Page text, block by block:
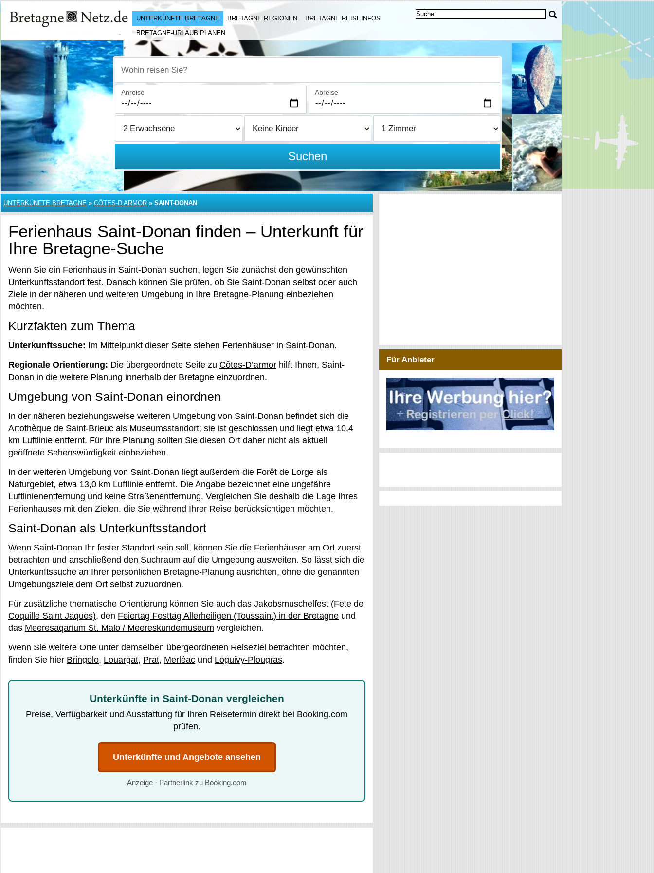
UNTERKÜNFTE BRETAGNE BRETAGNE-REGIONEN
BRETAGNE-REISEINFOS
BRETAGNE-URLAUB PLANEN
Wohin reisen Sie?
Anreise Abreise
Suchen
UNTERKÜNFTE BRETAGNE » CÔTES-D’ARMOR » SAINT-DONAN
Ferienhaus Saint-Donan finden – Unterkunft für
Ihre Bretagne-Suche
Wenn Sie ein Ferienhaus in Saint-Donan suchen, legen Sie zunächst den gewünschten
Unterkunftsstandort fest. Danach können Sie prüfen, ob Sie Saint-Donan selbst oder auch
Ziele in der näheren und weiteren Umgebung in Ihre Bretagne-Planung einbeziehen
möchten.
Kurzfakten zum Thema
Unterkunftssuche: Im Mittelpunkt dieser Seite stehen Ferienhäuser in Saint-Donan.
Regionale Orientierung: Die übergeordnete Seite zu Côtes-D’armor hilft Ihnen, Saint-
Donan in die weitere Planung innerhalb der Bretagne einzuordnen.
Umgebung von Saint-Donan einordnen
In der näheren beziehungsweise weiteren Umgebung von Saint-Donan befindet sich die
Artothèque de Saint-Brieuc als Museumsstandort; sie ist geschlossen und liegt etwa 10,4
km Luftlinie entfernt. Für Ihre Planung sollten Sie diesen Ort daher nicht als aktuell
geöffnete Sehenswürdigkeit einbeziehen.
In der weiteren Umgebung von Saint-Donan liegt außerdem die Forêt de Lorge als
Naturgebiet, etwa 13,0 km Luftlinie entfernt. Die Angabe bezeichnet eine ungefähre
Luftlinienentfernung und keine Straßenentfernung. Vergleichen Sie deshalb die Lage Ihres
Ferienhauses mit den Zielen, die Sie während Ihrer Reise berücksichtigen möchten.
Saint-Donan als Unterkunftsstandort
Wenn Saint-Donan Ihr fester Standort sein soll, können Sie die Ferienhäuser am Ort zuerst
betrachten und anschließend den Suchraum auf die Umgebung ausweiten. So lässt sich die
Unterkunftssuche an Ihrer persönlichen Bretagne-Planung ausrichten, ohne die genannten
Umgebungsziele dem Ort selbst zuzuordnen.
Für zusätzliche thematische Orientierung können Sie auch das Jakobsmuschelfest (Fete de
Coquille Saint Jaques), den Feiertag Festtag Allerheiligen (Toussaint) in der Bretagne und
das Meeresaqarium St. Malo / Meereskundemuseum vergleichen.
Wenn Sie weitere Orte unter demselben übergeordneten Reiseziel betrachten möchten,
finden Sie hier Bringolo, Louargat, Prat, Merléac und Loguivy-Plougras.
Unterkünfte in Saint-Donan vergleichen
Preise, Verfügbarkeit und Ausstattung für Ihren Reisetermin direkt bei Booking.com
prüfen.
Unterkünfte und Angebote ansehen
Anzeige · Partnerlink zu Booking.com
Für Anbieter